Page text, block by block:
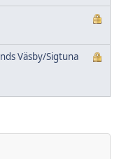
Väsby/Sigtuna